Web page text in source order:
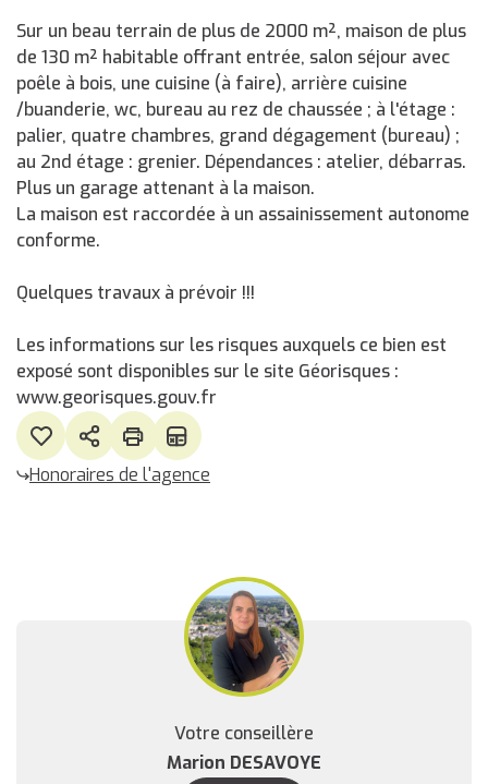
Sur un beau terrain de plus de 2000 m², maison de plus
de 130 m² habitable offrant entrée, salon séjour avec
poêle à bois, une cuisine (à faire), arrière cuisine
/buanderie, wc, bureau au rez de chaussée ; à l'étage :
palier, quatre chambres, grand dégagement (bureau) ;
au 2nd étage : grenier. Dépendances : atelier, débarras.
Plus un garage attenant à la maison.
La maison est raccordée à un assainissement autonome
conforme.
Quelques travaux à prévoir !!!
Les informations sur les risques auxquels ce bien est
exposé sont disponibles sur le site Géorisques :
www.georisques.gouv.fr
Honoraires de l'agence
Votre conseillère
Marion DESAVOYE